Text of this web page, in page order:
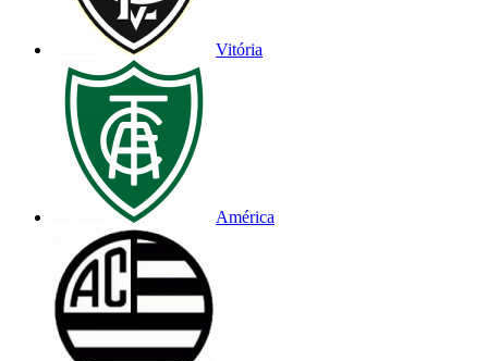
Vitória
América